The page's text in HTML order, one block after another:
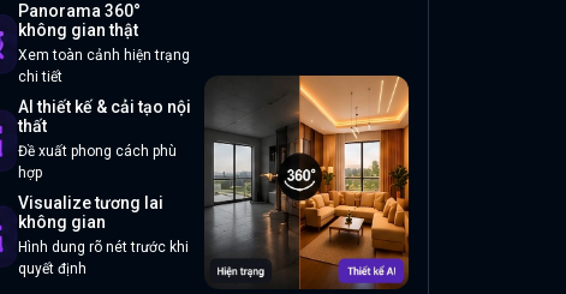
Panorama 360°
không gian thật
Xem toàn cảnh hiện trạng
chi tiết
AI thiết kế & cải tạo nội
thất
Đề xuất phong cách phù
hợp
Visualize tương lai
không gian
Hình dung rõ nét trước khi
quyết định